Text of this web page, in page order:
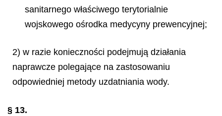
sanitarnego właściwego terytorialnie
wojskowego ośrodka medycyny prewencyjnej;
2) w razie konieczności podejmują działania
naprawcze polegające na zastosowaniu
odpowiedniej metody uzdatniania wody.
§ 13.